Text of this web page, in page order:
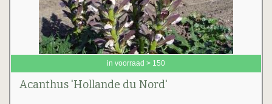
in voorraad > 150
Acanthus 'Hollande du Nord'